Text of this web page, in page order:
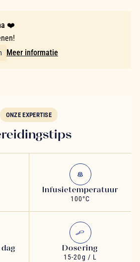
❤️
Meer informatie
ONZE EXPERTISE
Infusietemperatuur
100°C
Dosering
15-20g / L